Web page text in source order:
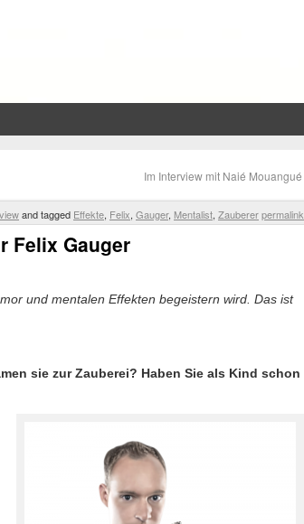
Im Interview mit Naié Mouangué
and tagged Effekte, Felix, Gauger, Mentalist, Zaubererpermalink
Felix Gauger
und mentalen Effekten begeistern wird. Das ist
sie zur Zauberei? Haben Sie als Kind schon